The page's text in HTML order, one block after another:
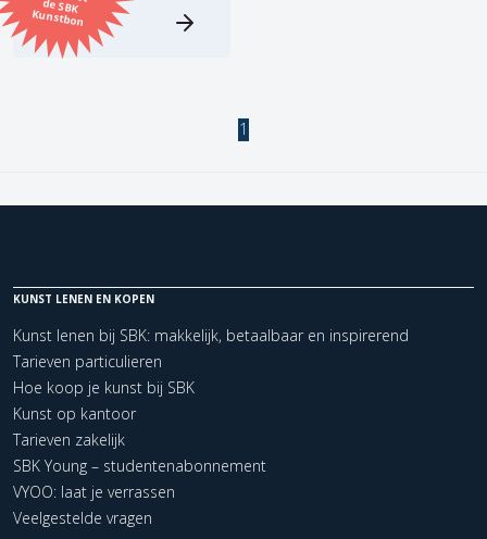
Kunstbon
Kunstenaar
Zoeken
Kerncollectie
1 items. Pagina: 1
1
KUNST LENEN EN KOPEN
Kunst lenen bij SBK: makkelijk, betaalbaar en inspirerend
Tarieven particulieren
Hoe koop je kunst bij SBK
Kunst op kantoor
Tarieven zakelijk
SBK Young – studentenabonnement
VYOO: laat je verrassen
Veelgestelde vragen